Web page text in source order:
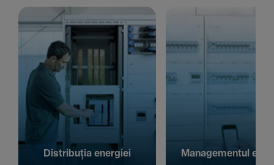
Distribuția energiei Managementul